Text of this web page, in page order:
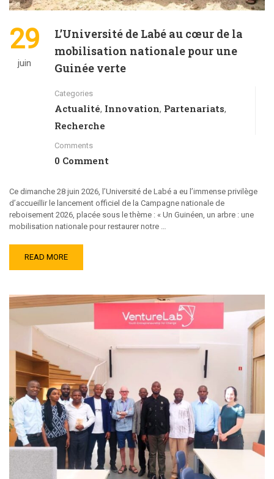
29
juin
L’Université de Labé au cœur de la
mobilisation nationale pour une
Guinée verte
Categories
Actualité, Innovation, Partenariats,
Recherche
Comments
0 Comment
Ce dimanche 28 juin 2026, l’Université de Labé a eu l’immense privilège
d’accueillir le lancement officiel de la Campagne nationale de
reboisement 2026, placée sous le thème : « Un Guinéen, un arbre : une
mobilisation nationale pour restaurer notre …
READ MORE